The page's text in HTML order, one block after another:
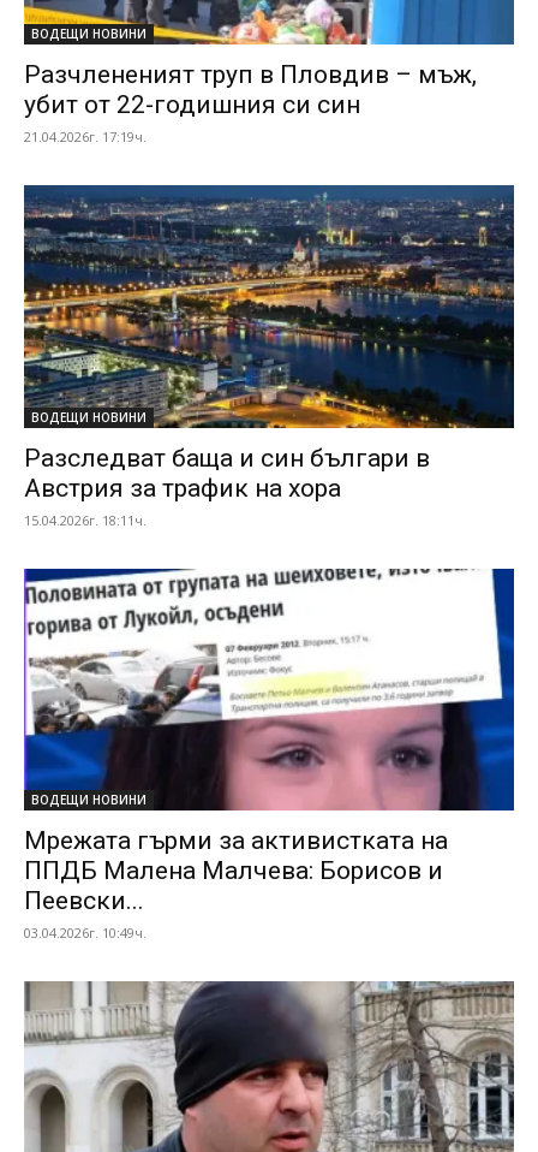
ВОДЕЩИ НОВИНИ
Разчлененият труп в Пловдив – мъж,
убит от 22-годишния си син
21.04.2026г. 17:19ч.
ВОДЕЩИ НОВИНИ
Разследват баща и син българи в
Австрия за трафик на хора
15.04.2026г. 18:11ч.
ВОДЕЩИ НОВИНИ
Мрежата гърми за активистката на
ППДБ Малена Малчева: Борисов и
Пеевски...
03.04.2026г. 10:49ч.